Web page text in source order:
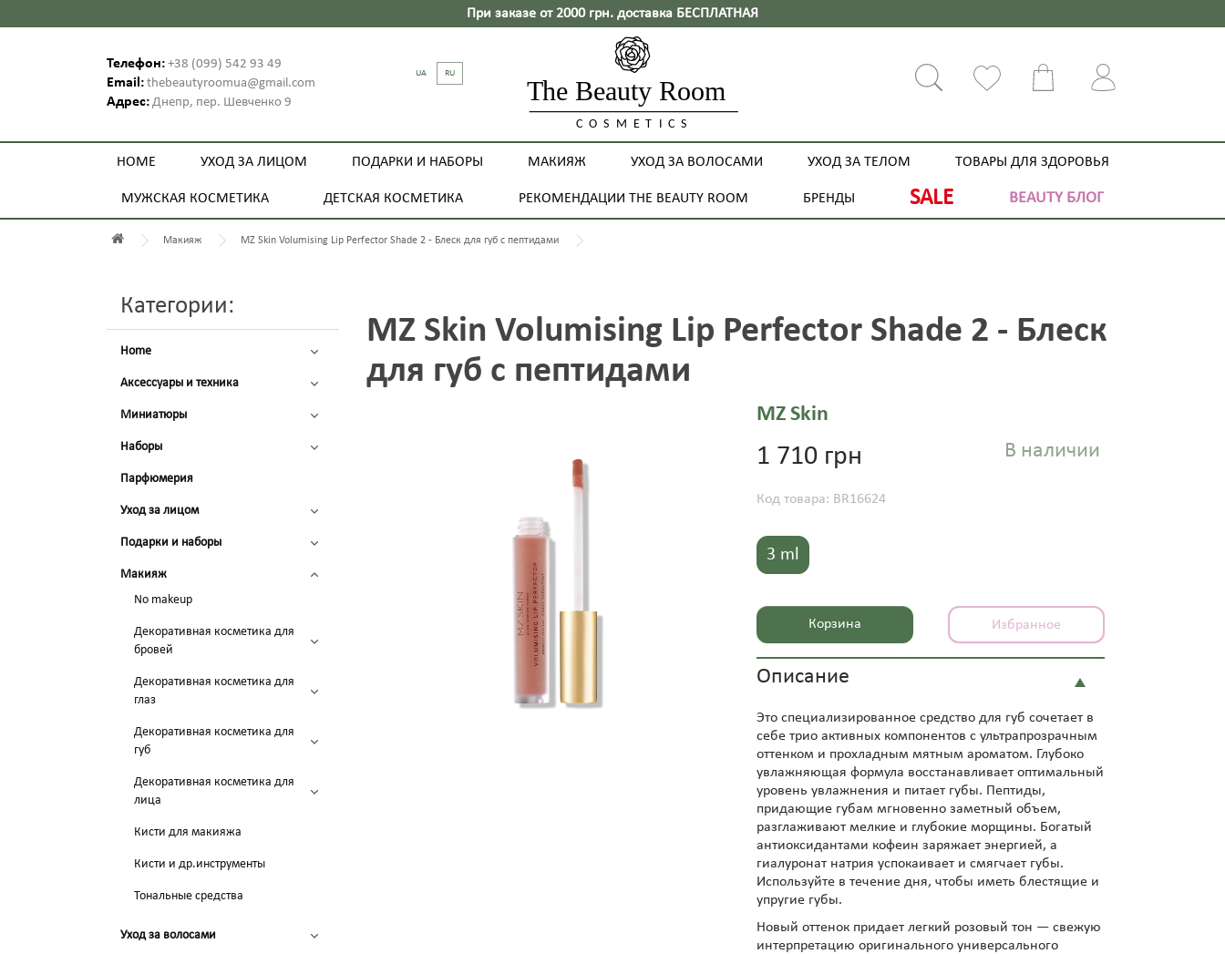
При заказе от 2000 грн. доставка БЕСПЛАТНАЯ
Телефон: +38 (099) 542 93 49
Email: thebeautyroomua@gmail.com
Адрес: Днепр, пер. Шевченко 9
UA RU
HOME УХОД ЗА ЛИЦОМ ПОДАРКИ И НАБОРЫ МАКИЯЖ УХОД ЗА ВОЛОСАМИ УХОД ЗА ТЕЛОМ ТОВАРЫ ДЛЯ ЗДОРОВЬЯ
МУЖСКАЯ КОСМЕТИКА ДЕТСКАЯ КОСМЕТИКА РЕКОМЕНДАЦИИ THE BEAUTY ROOM БРЕНДЫ SALE BEAUTY БЛОГ
Макияж MZ Skin Volumising Lip Perfector Shade 2 - Блеск для губ с пептидами
Категории:
Home
Аксессуары и техника
Миниатюры
Наборы
Парфюмерия
Уход за лицом
Подарки и наборы
Макияж
No makeup
Декоративная косметика для
бровей
Декоративная косметика для
глаз
Декоративная косметика для
губ
Декоративная косметика для
лица
Кисти для макияжа
Кисти и др.инструменты
Тональные средства
Уход за волосами
MZ Skin Volumising Lip Perfector Shade 2 - Блеск
для губ с пептидами
MZ Skin
В наличии
1 710 грн
Код товара: BR16624
3 ml
Корзина Избранное
Описание
Это специализированное средство для губ сочетает в
себе трио активных компонентов с ультрапрозрачным
оттенком и прохладным мятным ароматом. Глубоко
увлажняющая формула восстанавливает оптимальный
уровень увлажнения и питает губы. Пептиды,
придающие губам мгновенно заметный объем,
разглаживают мелкие и глубокие морщины. Богатый
антиоксидантами кофеин заряжает энергией, а
гиалуронат натрия успокаивает и смягчает губы.
Используйте в течение дня, чтобы иметь блестящие и
упругие губы.
Новый оттенок придает легкий розовый тон — свежую
интерпретацию оригинального универсального